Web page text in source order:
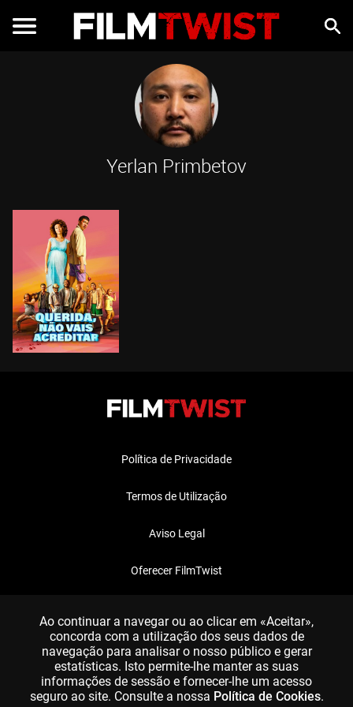
Yerlan Primbetov
Política de Privacidade
Termos de Utilização
Aviso Legal
Oferecer FilmTwist
Ao continuar a navegar ou ao clicar em «Aceitar»,
concorda com a utilização dos seus dados de
navegação para analisar o nosso público e gerar
estatísticas. Isto permite-lhe manter as suas
informações de sessão e fornecer-lhe um acesso
seguro ao site. Consulte a nossa Política de Cookies.